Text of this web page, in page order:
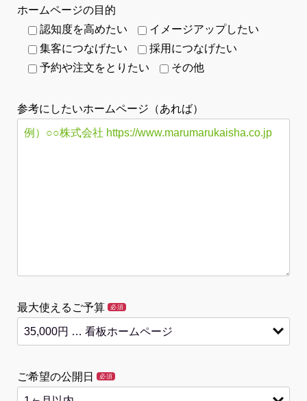
ホームページの目的
認知度を高めたい
イメージアップしたい
集客につなげたい
採用につなげたい
予約や注文をとりたい
その他
参考にしたいホームページ（あれば）
最大使えるご予算 必須
ご希望の公開日 必須